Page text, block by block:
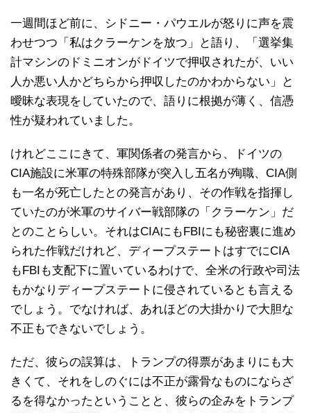
一週間ほど前に、シドニー・パウエルが怒りに声を震
わせつつ「私はクラーケンを放つ」と語り、「選挙集
計マシンのドミニオンがドイツで押収されたが、いい
人か悪い人かどちらから押収したのかわからない」と
曖昧な表現をしていたので、語りに根拠が薄く、信憑
性が疑われていました。
けれどここにきて、軍関係者の発言から、ドイツの
CIA施設に米軍の特殊部隊が突入し五名が殉職、CIA側
も一名が死亡したとの発言があり、その作戦を指揮し
ていたのが米軍のサイバー戦部隊の「クラーケン」だ
とのことらしい。それはCIAにもFBIにも秘密裏に進め
られた作戦だけれど、ディープステートはすでにCIA
もFBIも支配下に置いているわけで、全米の行政や司法
もかなりディープステートに侵されているとも言える
でしょう。でなければ、あれほどの大掛かりで大胆な
不正もできないでしょう。
ただ、彼らの誤算は、トランプの得票があまりにも大
きくて、それをしのぐには不正が露骨なものにならざ
るを得なかったということと、彼らの企みをトランプ